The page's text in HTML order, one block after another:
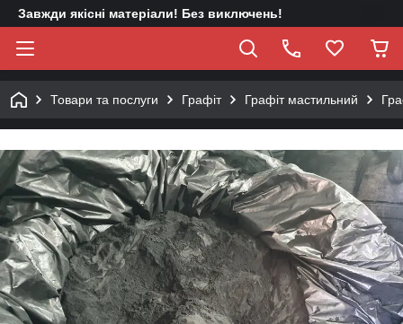
Завжди якісні матеріали! Без виключень!
Товари та послуги Графіт Графіт мастильний